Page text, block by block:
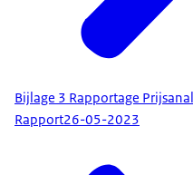
Bijlage 3 Rapportage
Rapport26-05-2023